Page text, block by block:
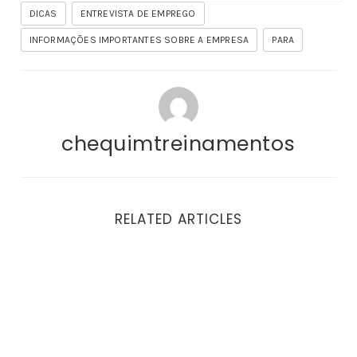
DICAS ENTREVISTA DE EMPREGO
INFORMAÇÕES IMPORTANTES SOBRE A EMPRESA PARA
chequimtreinamentos
RELATED ARTICLES